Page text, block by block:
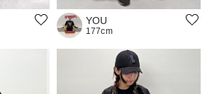
YOU
177cm